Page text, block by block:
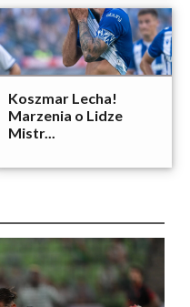
Koszmar Lecha!
Marzenia o Lidze
Mistr...